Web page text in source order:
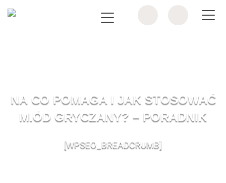
NA CO POMAGA I JAK STOSOWAĆ
MIÓD GRYCZANY? – PORADNIK
[WPSEO_BREADCRUMB]